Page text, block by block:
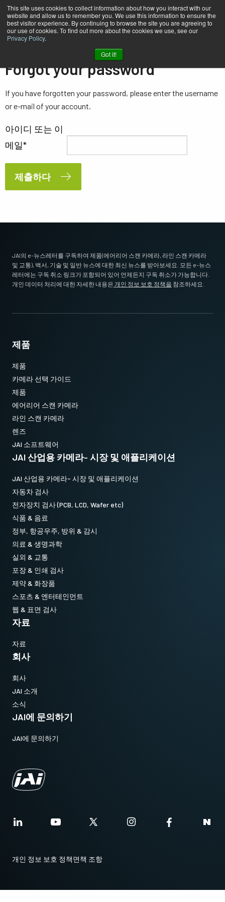
This site uses cookies to collect information about how you interact with our
website and allow us to remember you. We use this information to ensure the
best visitor experience. By continuing to browse the site you are agreeing to
our use of cookies. To find out more about the cookies we use, see our
Privacy Policy.
Got it!
Forgot your password
If you have forgotten your password, please enter the username
or e-mail of your account.
아이디 또는 이
메일
제출하다
JAI의 e-뉴스레터를 구독하여 제품(에어리어 스캔 카메라, 라인 스캔 카메라
및 교통), 백서, 기술 및 일반 뉴스에 대한 최신 뉴스를 받아보세요. 모든 e-뉴스
레터에는 구독 취소 링크가 포함되어 있어 언제든지 구독 취소가 가능합니다.
개인 데이터 처리에 대한 자세한 내용은 개인 정보 보호 정책을 참조하세요.
제품
제품
카메라 선택 가이드
제품
에어리어 스캔 카메라
라인 스캔 카메라
렌즈
JAI 소프트웨어
JAI 산업용 카메라- 시장 및 애플리케이션
JAI 산업용 카메라- 시장 및 애플리케이션
자동차 검사
전자장치 검사 (PCB, LCD, Wafer etc)
식품 & 음료
정부, 항공우주, 방위 & 감시
의료 & 생명과학
실외 & 교통
포장 & 인쇄 검사
제약 & 화장품
스포츠 & 엔터테인먼트
웹 & 표면 검사
자료
자료
회사
회사
JAI 소개
소식
JAI에 문의하기
JAI에 문의하기
개인 정보 보호 정책면책 조항